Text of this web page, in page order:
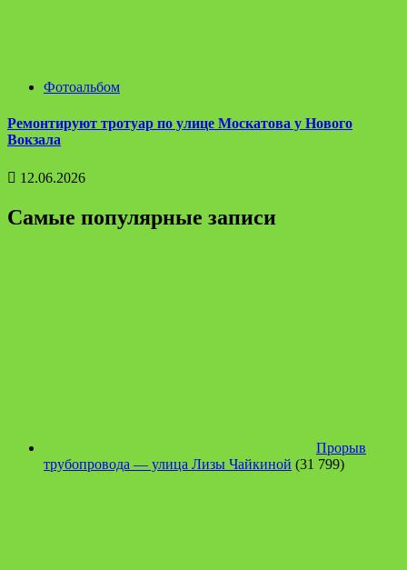
Фотоальбом
Ремонтируют тротуар по улице Москатова у Нового
Вокзала
12.06.2026
Самые популярные записи
Прорыв
трубопровода — улица Лизы Чайкиной (31 799)